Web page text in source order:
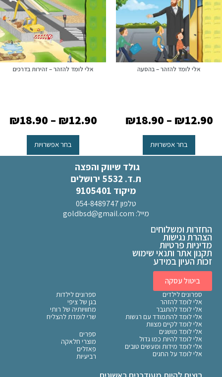
אלי לומד להזהר – בהסעה
₪12.90
–
₪18.90
בחר אפשרויות
אלי לומד להזהר – זהירות בדרכים
₪12.90
–
₪18.90
בחר אפשרויות
גולד שיווק והפצה
ת.ד. 5532 ירושלים
מיקוד 9105401
טלפון 054-8489747
מייל: goldbsd@gmail.com
החזרות ומשלוחים
הצהרת נגישות
מדיניות פרטיות
תקנון אתר ותנאי שימוש
זכות העיון במידע
ביטול עסקה
ספרונים לילדים
אלי לומד להזהר
אלי לומד להתגבר
אלי לומד להתמודד עם רגשות
אלי לומד לקיים מצוות
אלי לומד מושגים
אלי לומד להיות כמו גדול
אלי לומד מידות ומעשים טובים
אלי לומד על החגים
ספרונים לילדות
בגן של ציפי
מחוויותיה של רותי
שרי לומדת להצליח
ספרים
מוצרי חלאקה
פאזלים
רביעיות